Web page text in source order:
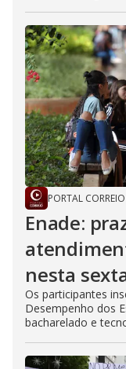
PORTAL CORREIO
Enade:
nesta
Os participantes
Desempenho dos
bacharelado e